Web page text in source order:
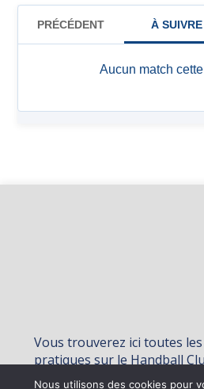
Vous trouverez ici toutes
pratiques sur le Handball
Nous utilisons des cookies pour